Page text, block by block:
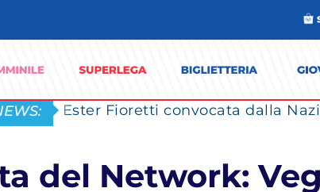
Ester Fioretti convocata dalla
del Network: